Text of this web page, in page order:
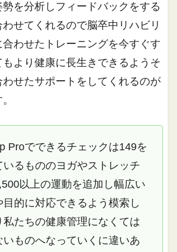
勢を分析しフィードバックをする
せてくれるので脳卒中リハビリ
わせたトレーニングを今すぐす
より健康に長生きできるようそ
せたサポートをしてくれるのが
Proでできるチェックは149を
いるもののヨガやストレッチ
以上の運動を追加し幅広い
目的に対応できるよう模索し
私たちの健康管理になくては
いものへなっていくに違いあ